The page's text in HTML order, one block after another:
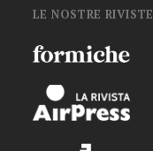
LE NOSTRE RIVISTE